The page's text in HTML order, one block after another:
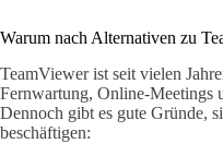
Warum nach Alternativen zu
TeamViewer ist seit vielen
Fernwartung, Online-Meetings
Dennoch gibt es gute Gründe,
beschäftigen: